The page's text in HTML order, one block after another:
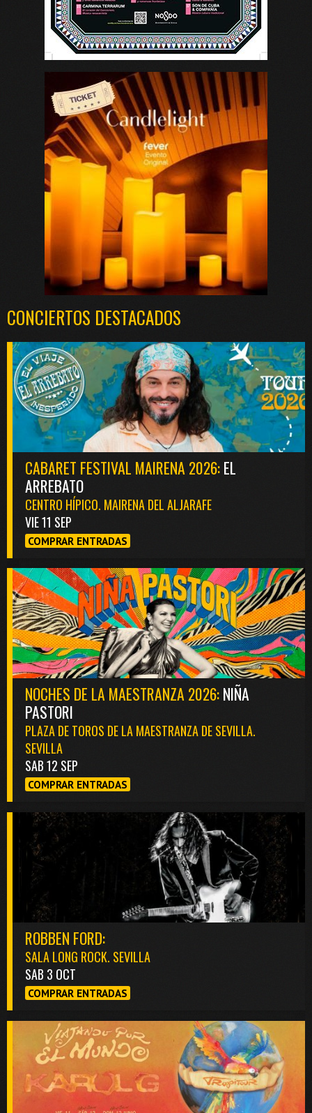
CONCIERTOS DESTACADOS
CABARET FESTIVAL MAIRENA 2026:EL
ARREBATO
CENTRO HÍPICO. MAIRENA DEL ALJARAFE
VIE 11 SEP
COMPRAR ENTRADAS
NOCHES DE LA MAESTRANZA 2026:NIÑA
PASTORI
PLAZA DE TOROS DE LA MAESTRANZA DE SEVILLA.
SEVILLA
SAB 12 SEP
COMPRAR ENTRADAS
ROBBEN FORD:
SALA LONG ROCK. SEVILLA
SAB 3 OCT
COMPRAR ENTRADAS